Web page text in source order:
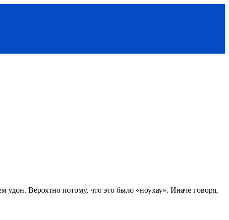
удон. Вероятно потому, что это было «ноухау». Иначе говоря,